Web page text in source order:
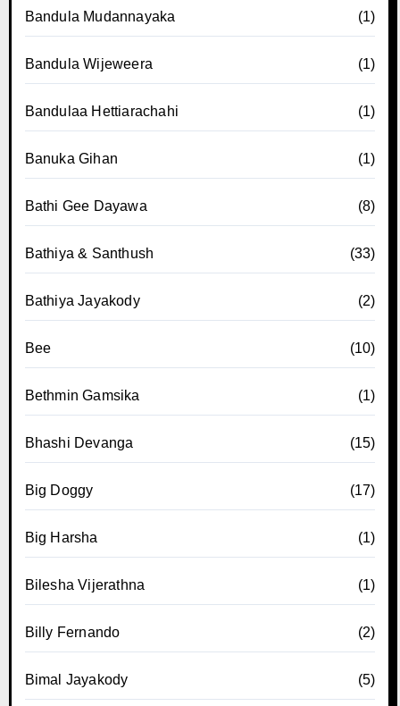
Bandula Mudannayaka (1)
Bandula Wijeweera (1)
Bandulaa Hettiarachahi (1)
Banuka Gihan (1)
Bathi Gee Dayawa (8)
Bathiya & Santhush (33)
Bathiya Jayakody (2)
Bee (10)
Bethmin Gamsika (1)
Bhashi Devanga (15)
Big Doggy (17)
Big Harsha (1)
Bilesha Vijerathna (1)
Billy Fernando (2)
Bimal Jayakody (5)